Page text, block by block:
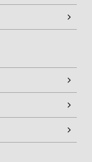
們即取得您的資
址、身份證字
資料，當您註冊
得您的資料。
，伺服器自行產
址、使用時間、使
會對個別連線者
站內部所瀏覽的
網站不會也無法
刊登廣告之廠
料。對於您主動
有其個別的私權